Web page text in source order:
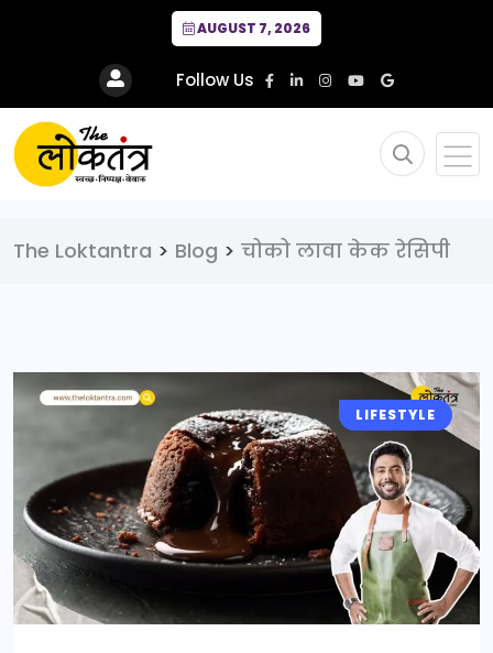
AUGUST 7, 2026
Follow Us
The Loktantra > Blog > चोको लावा केक रेसिपी
LIFESTYLE